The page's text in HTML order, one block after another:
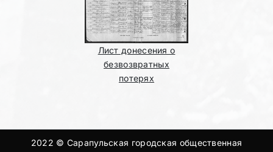
Лист донесения о
безвозвратных
потерях
2022 © Сарапульская городская общественная